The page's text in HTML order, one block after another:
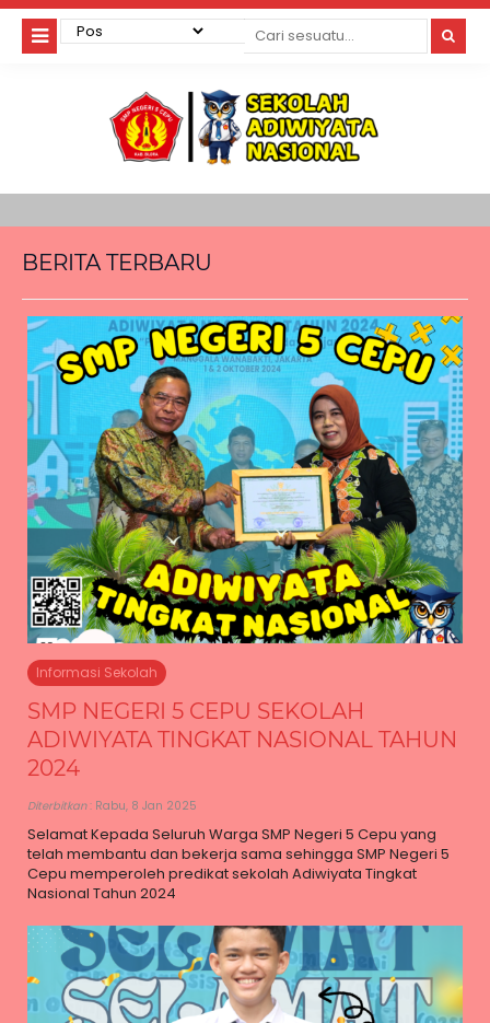
BERITA TERBARU
Informasi Sekolah
SMP NEGERI 5 CEPU SEKOLAH
ADIWIYATA TINGKAT NASIONAL TAHUN
2024
Diterbitkan: Rabu, 8 Jan 2025
Selamat Kepada Seluruh Warga SMP Negeri 5 Cepu yang
telah membantu dan bekerja sama sehingga SMP Negeri 5
Cepu memperoleh predikat sekolah Adiwiyata Tingkat
Nasional Tahun 2024